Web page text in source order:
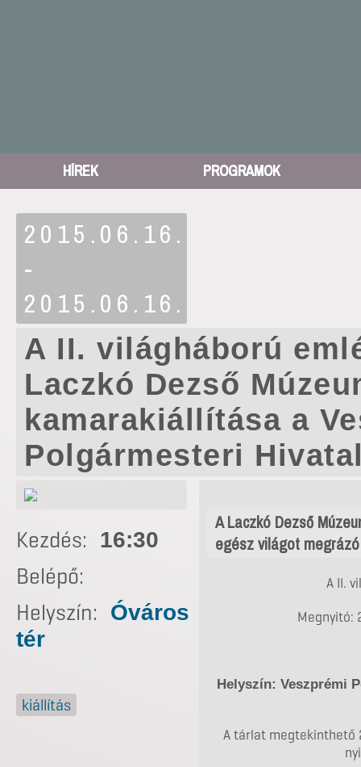
HÍREK PROGRAMOK
2015.06.16.
-
2015.06.16.
A II. világháború
Laczkó Dezső
kamarakiállítása a
Polgármesteri
A Laczkó Dezső
egész világot
A II.
Megnyitó:
Helyszín: Veszprémi
A tárlat megtekinthető
Kezdés: 16:30
Belépő:
Helyszín:
Óváros
tér
kiállítás